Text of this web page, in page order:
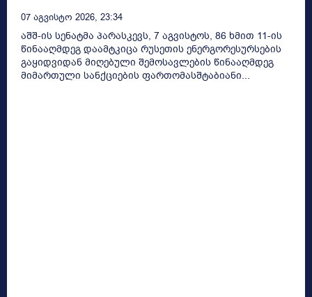
07 Აგვისტო 2026, 23:34
აშშ-ის სენატმა პარასკევს, 7 აგვისტოს, 86 ხმით 11-ის
წინააღმდეგ დაამტკიცა რუსეთის ენერგორესურსების
გაყიდვიდან მიღებული შემოსავლების წინააღმდეგ
მიმართული სანქციების ფართომასშტაბიანი...